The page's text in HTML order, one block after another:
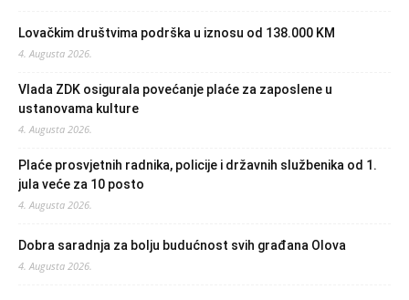
Lovačkim društvima podrška u iznosu od 138.000 KM
4. Augusta 2026.
Vlada ZDK osigurala povećanje plaće za zaposlene u
ustanovama kulture
4. Augusta 2026.
Plaće prosvjetnih radnika, policije i državnih službenika od 1.
jula veće za 10 posto
4. Augusta 2026.
Dobra saradnja za bolju budućnost svih građana Olova
4. Augusta 2026.